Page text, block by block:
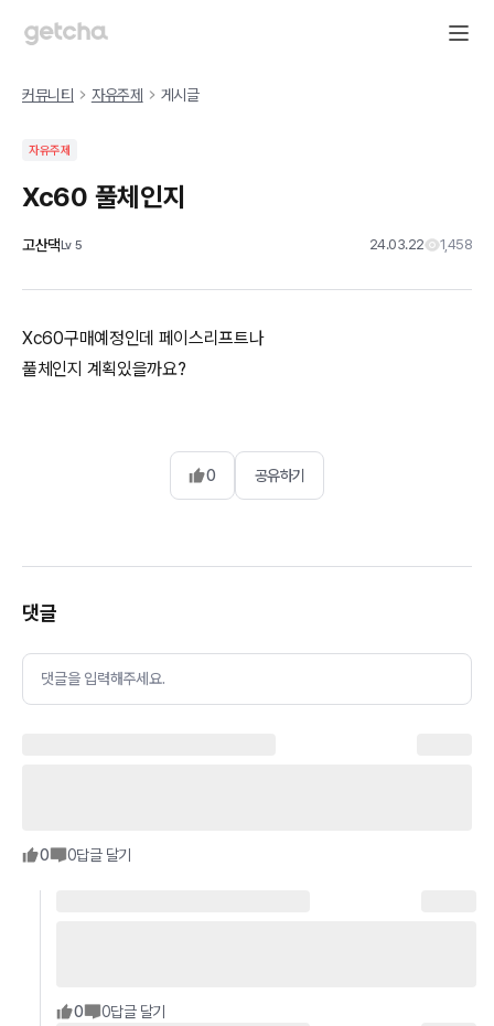
커뮤니티 자유주제 게시글
자유주제
Xc60 풀체인지
고산댁Lv5 24.03.22 1,458
Xc60구매예정인데 페이스리프트나
풀체인지 계획있을까요?
0 공유하기
댓글
댓글을 입력해주세요.
0 0답글 달기
0 0답글 달기